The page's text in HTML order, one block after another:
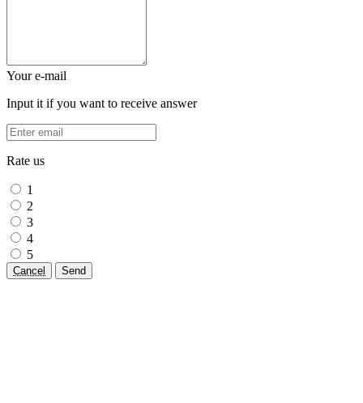
Your e-mail
Input it if you want to receive answer
Rate us
1
2
3
4
5
Cancel Send